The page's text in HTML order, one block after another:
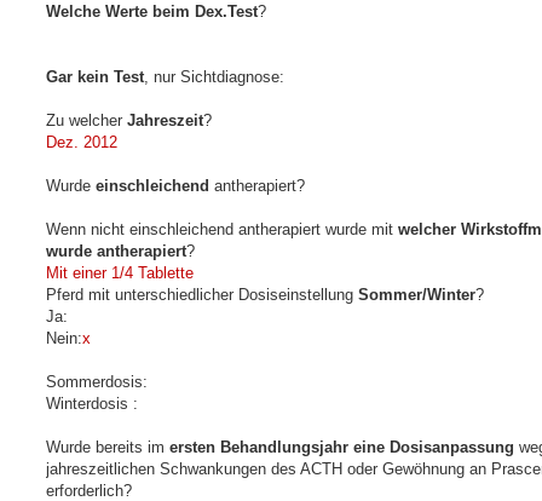
Welche Werte beim Dex.Test?
Gar kein Test , nur Sichtdiagnose:
Zu welcher Jahreszeit?
Dez. 2012
Wurde einschleichend antherapiert?
Wenn nicht einschleichend antherapiert wurde mit welcher
wurde antherapiert?
Mit einer 1/4 Tablette
Pferd mit unterschiedlicher Dosiseinstellung Sommer/Winter?
Ja:
Nein:x
Sommerdosis:
Winterdosis :
Wurde bereits im ersten Behandlungsjahr eine Dosisanpassung
jahreszeitlichen Schwankungen des ACTH oder Gewöhnung an
erforderlich?